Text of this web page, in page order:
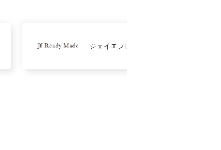
ジェイエフレディメイド